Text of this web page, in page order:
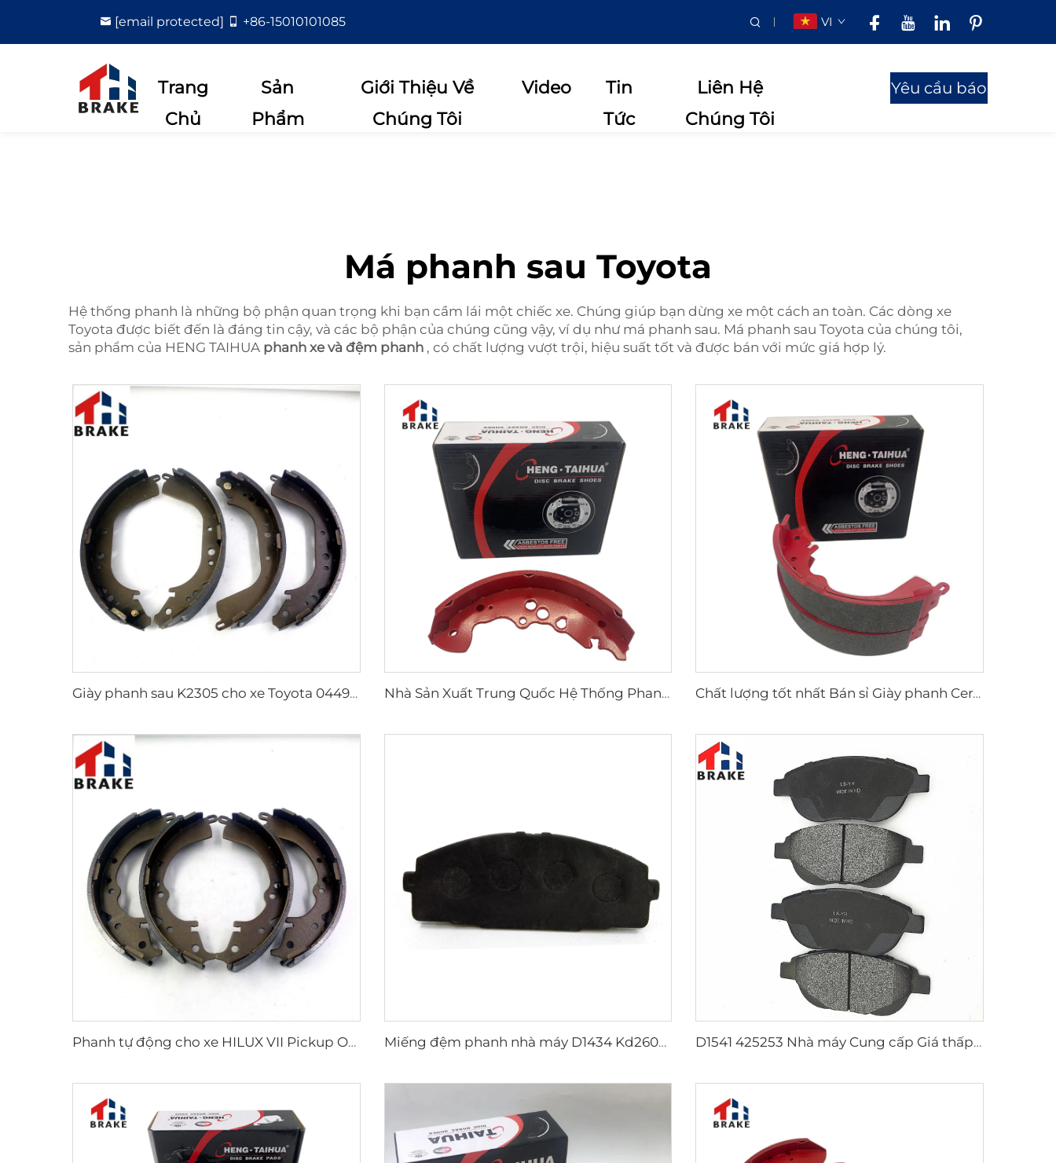
[email protected] +86-15010101085 VI
Trang
Chủ
Sản
Phẩm
Giới Thiệu Về
Chúng Tôi
Video
Tin
Tức
Liên Hệ
Chúng Tôi
Yêu cầu báo
Má phanh sau Toyota
Hệ thống phanh là những bộ phận quan trọng khi bạn cầm lái một chiếc xe. Chúng giúp bạn dừng xe một cách an toàn. Các dòng xe
Toyota được biết đến là đáng tin cậy, và các bộ phận của chúng cũng vậy, ví dụ như má phanh sau. Má phanh sau Toyota của chúng tôi,
sản phẩm của HENG TAIHUA phanh xe và đệm phanh , có chất lượng vượt trội, hiệu suất tốt và được bán với mức giá hợp lý.
Giày phanh sau K2305 cho xe Toyota 04495-35151 Nhà Sản Xuất Trung Quốc Hệ Thống Phanh Ô Tô Giày Phanh Xe Hơi Chất lượng tốt nhất Bán sỉ Giày phanh Ceramic Trục sau Ô tô cho HILUX VI Pickup
Phanh tự động cho xe HILUX VII Pickup OEM 04495-0K010 04495-28090 Miếng đệm phanh nhà máy D1434 Kd2605 Phù hợp với xe toyota HIACE IV Bus D1541 425253 Nhà máy Cung cấp Giá thấp Phụ kiện Đệm phanh cho peugeot 207 307